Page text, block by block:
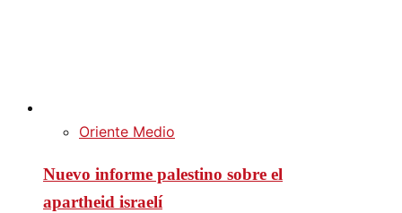
Oriente Medio
Nuevo informe palestino sobre el
apartheid israelí